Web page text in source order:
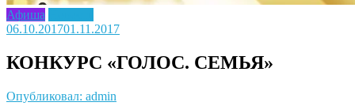
Афиша
06.10.201701.11.2017
КОНКУРС «ГОЛОС. СЕМЬЯ»
Опубликовал: admin